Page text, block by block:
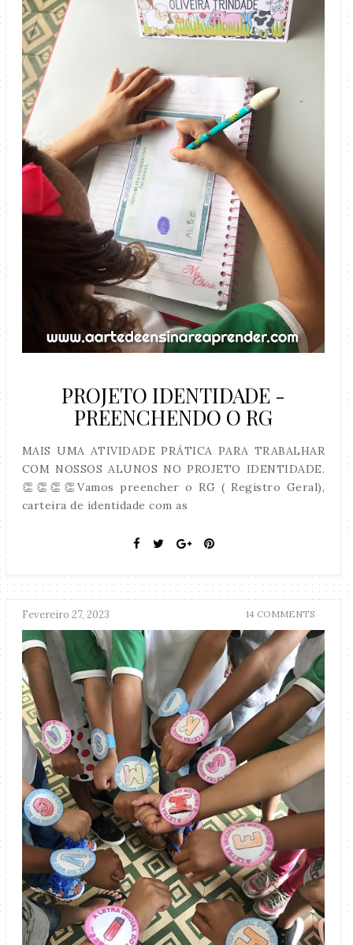
PROJETO IDENTIDADE -
PREENCHENDO O RG
MAIS UMA ATIVIDADE PRÁTICA PARA TRABALHAR
COM NOSSOS ALUNOS NO PROJETO IDENTIDADE.
👏👏👏👏Vamos preencher o RG ( Registro Geral),
carteira de identidade com as
Fevereiro 27, 2023 14 COMMENTS